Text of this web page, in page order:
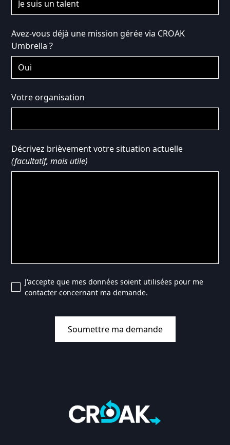
Avez-vous déjà une mission gérée via CROAK
Umbrella ?
Votre organisation
Décrivez brièvement votre situation actuelle
(facultatif, mais utile)
J'accepte que mes données soient utilisées pour me
contacter concernant ma demande.